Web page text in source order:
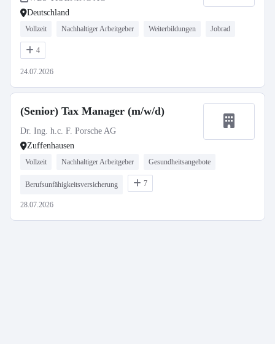
Deutschland
Vollzeit Nachhaltiger Arbeitgeber Weiterbildungen Jobrad
4
24.07.2026
(Senior) Tax Manager (m/w/d)
Dr. Ing. h.c. F. Porsche AG
Zuffenhausen
Vollzeit Nachhaltiger Arbeitgeber Gesundheitsangebote
Berufsunfähigkeitsversicherung 7
28.07.2026